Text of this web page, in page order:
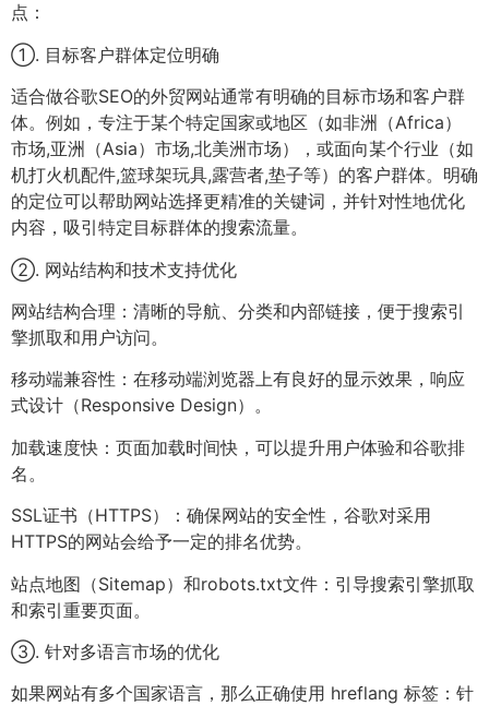
点：
①. 目标客户群体定位明确
适合做谷歌SEO的外贸网站通常有明确的目标市场和客户群
体。例如，专注于某个特定国家或地区（如非洲（Africa）
市场,亚洲（Asia）市场,北美洲市场），或面向某个行业（如
机打火机配件,篮球架玩具,露营者,垫子等）的客户群体。明确
的定位可以帮助网站选择更精准的关键词，并针对性地优化
内容，吸引特定目标群体的搜索流量。
②. 网站结构和技术支持优化
网站结构合理：清晰的导航、分类和内部链接，便于搜索引
擎抓取和用户访问。
移动端兼容性：在移动端浏览器上有良好的显示效果，响应
式设计（Responsive Design）。
加载速度快：页面加载时间快，可以提升用户体验和谷歌排
名。
SSL证书（HTTPS）：确保网站的安全性，谷歌对采用
HTTPS的网站会给予一定的排名优势。
站点地图（Sitemap）和robots.txt文件：引导搜索引擎抓取
和索引重要页面。
③. 针对多语言市场的优化
如果网站有多个国家语言，那么正确使用 hreflang 标签：针